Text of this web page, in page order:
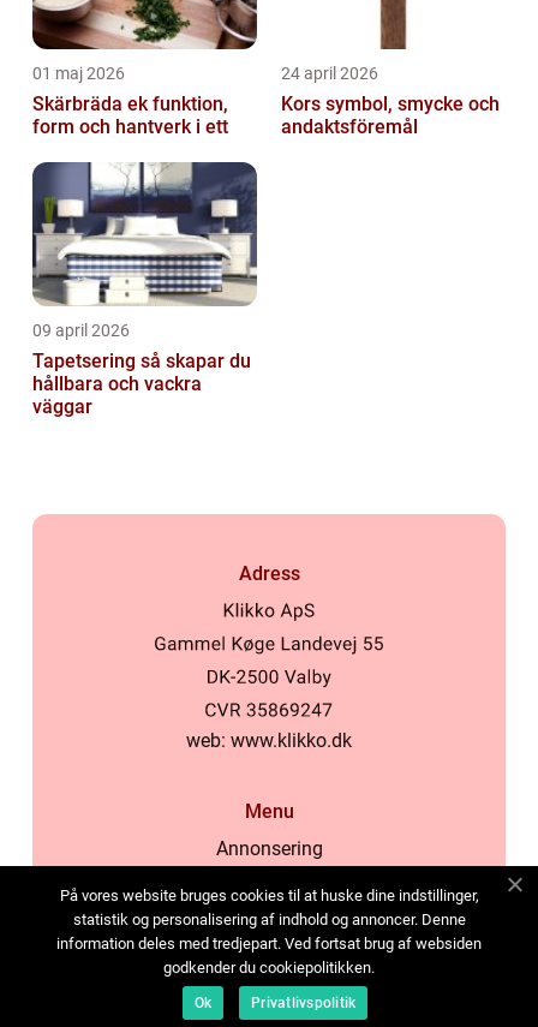
01 maj 2026
Skärbräda ek funktion,
form och hantverk i ett
24 april 2026
Kors symbol, smycke och
andaktsföremål
09 april 2026
Tapetsering så skapar du
hållbara och vackra
väggar
Adress
web: www.klikko.dk
Menu
Annonsering
Cookies
Kontakta oss
Sitemap
På vores website bruges cookies til at huske dine indstillinger,
statistik og personalisering af indhold og annoncer. Denne
information deles med tredjepart. Ved fortsat brug af websiden
godkender du cookiepolitikken.
Ok Privatlivspolitik